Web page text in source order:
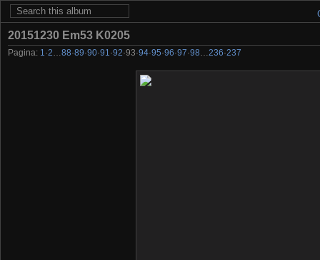
20151230 Em53 K0205
Pagina: 1 ·2 88·89·90·91 ·92·93·94·95·96·97·98 236·237